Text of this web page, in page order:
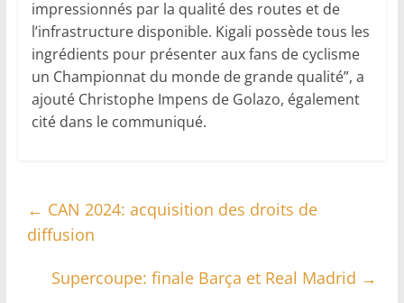
impressionnés par la qualité des routes et de
l’infrastructure disponible. Kigali possède tous les
ingrédients pour présenter aux fans de cyclisme
un Championnat du monde de grande qualité”, a
ajouté Christophe Impens de Golazo, également
cité dans le communiqué.
← CAN 2024: acquisition des droits de
diffusion
Supercoupe: finale Barça et Real Madrid →